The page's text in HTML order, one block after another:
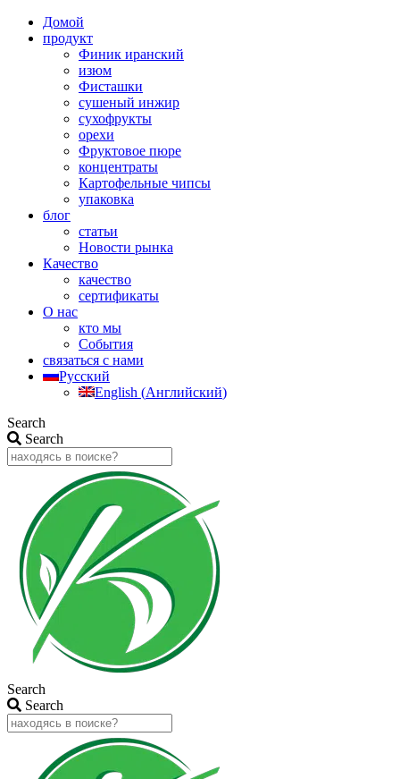
Домой
продукт
Финик иранский
изюм
Фисташки
сушеный инжир
сухофрукты
орехи
Фруктовое пюре
концентраты
Картофельные чипсы
упаковка
блог
статьи
Новости рынка
Качество
качество
сертификаты
О нас
кто мы
События
связаться с нами
Русский
English (Английский)
Search
Search
Search
Search